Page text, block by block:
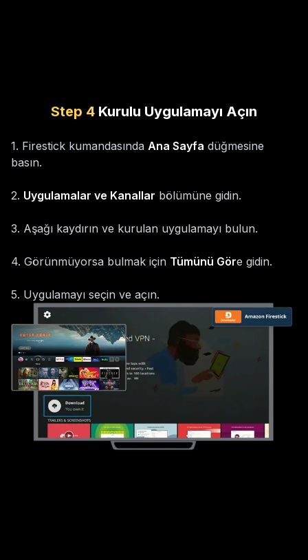
Step 4 Kurulu Uygulamayı Açın
1. Firestick kumandasında Ana Sayfa düğmesine
basın.
2. Uygulamalar ve Kanallar bölümüne gidin.
3. Aşağı kaydırın ve kurulan uygulamayı bulun.
4. Görünmüyorsa bulmak için Tümünü Göre gidin.
5. Uygulamayı seçin ve açın.